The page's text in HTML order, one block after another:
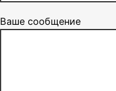
Ваше сообщение